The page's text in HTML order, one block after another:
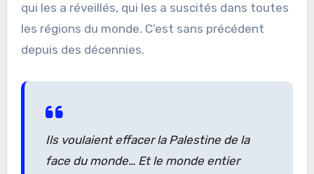
qui les a réveillés, qui les a suscités dans toutes
les régions du monde. C’est sans précédent
depuis des décennies.
Ils voulaient effacer la Palestine de la
face du monde… Et le monde entier